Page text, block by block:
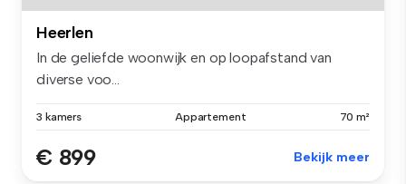
Heerlen
In de geliefde woonwijk en op loopafstand van
diverse voo...
3 kamers Appartement 70 m²
€ 899 Bekijk meer